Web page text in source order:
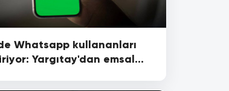
Whatsapp kullananları
Yargıtay'dan emsal